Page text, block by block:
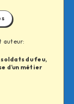
auteur:
soldats du feu,
d’un métier